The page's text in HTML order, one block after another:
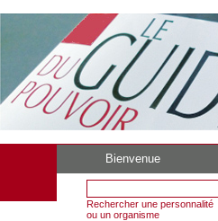
Bienvenue
Rechercher une personnalité
ou un organisme